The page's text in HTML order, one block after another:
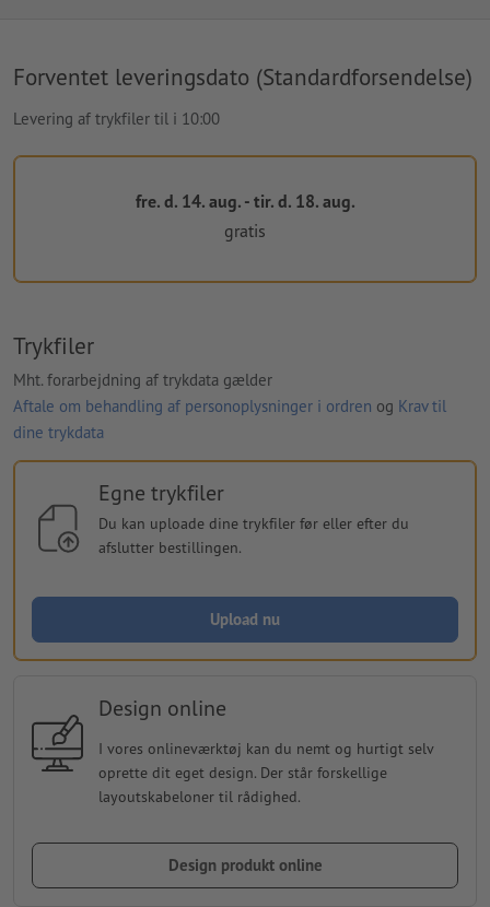
Forventet leveringsdato (Standardforsendelse)
Levering af trykfiler til i 10:00
fre. d. 14. aug. - tir. d. 18. aug.
gratis
Trykfiler
Mht. forarbejdning af trykdata gælder
Aftale om behandling af personoplysninger i ordren og Krav til
dine trykdata
Egne trykfiler
Du kan uploade dine trykfiler før eller efter du
afslutter bestillingen.
Upload nu
Design online
I vores onlineværktøj kan du nemt og hurtigt selv
oprette dit eget design. Der står forskellige
layoutskabeloner til rådighed.
Design produkt online